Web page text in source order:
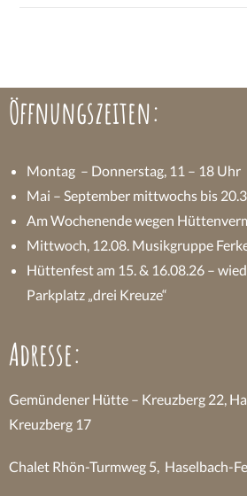
Öffnungszeiten:
Montag – Donnerstag, 11 – 18 Uhr
Mai – September mittwochs bis
Am Wochenende wegen
Mittwoch, 12.08. Musikgruppe
Hüttenfest am 15. & 16.08.26 –
Parkplatz „drei Kreuze“
Adresse:
Gemündener Hütte – Kreuzberg 22,
Kreuzberg 17
Chalet Rhön-Turmweg 5, Haselbach-